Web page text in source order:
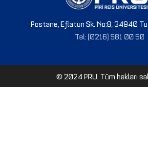
Postane, Eflatun Sk. No:8, 34940
Tel: (0216) 581 00 50
© 2024 PRU. Tüm hakları